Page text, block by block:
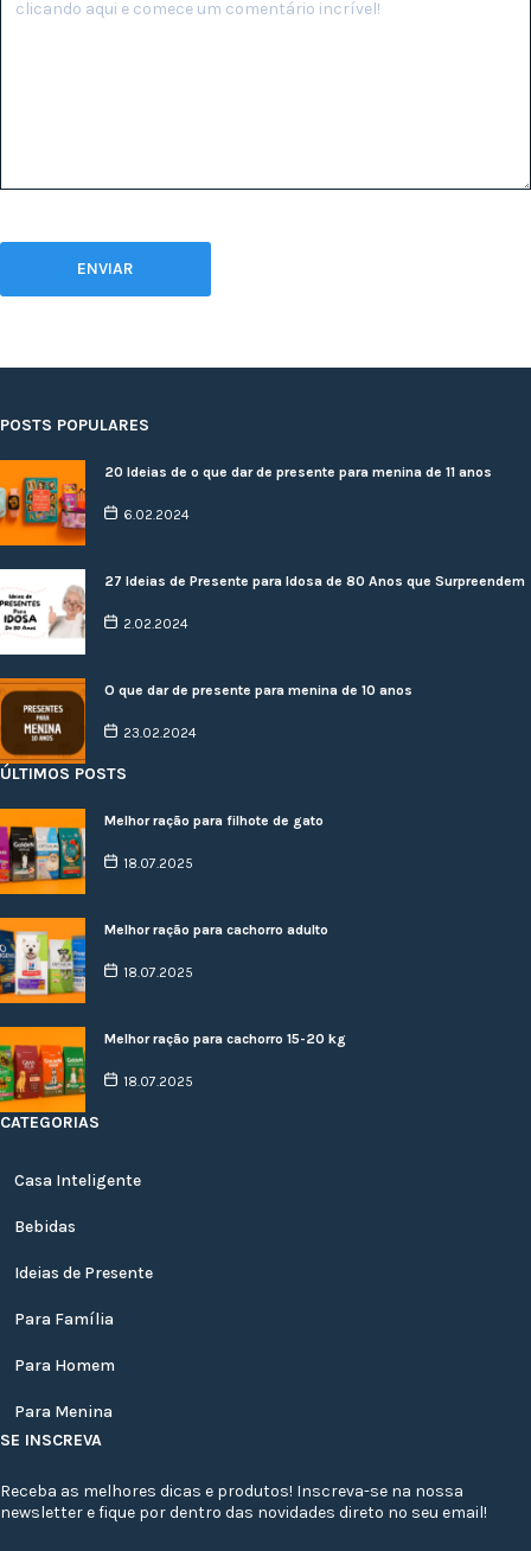
POSTS POPULARES
20 Ideias de o que dar de presente para menina de 11 anos
6.02.2024
27 Ideias de Presente para Idosa de 80 Anos que Surpreendem
2.02.2024
O que dar de presente para menina de 10 anos
23.02.2024
ÚLTIMOS POSTS
Melhor ração para filhote de gato
18.07.2025
Melhor ração para cachorro adulto
18.07.2025
Melhor ração para cachorro 15-20 kg
18.07.2025
CATEGORIAS
Casa Inteligente
Bebidas
Ideias de Presente
Para Família
Para Homem
Para Menina
SE INSCREVA
Receba as melhores dicas e produtos! Inscreva-se na nossa
newsletter e fique por dentro das novidades direto no seu email!